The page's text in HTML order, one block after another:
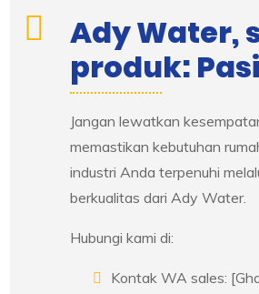
Ady Water,
produk:
Jangan lewatkan
memastikan kebutuhan
industri Anda terpenuhi
berkualitas dari Ady Water.
Hubungi kami di:
Kontak WA sales: